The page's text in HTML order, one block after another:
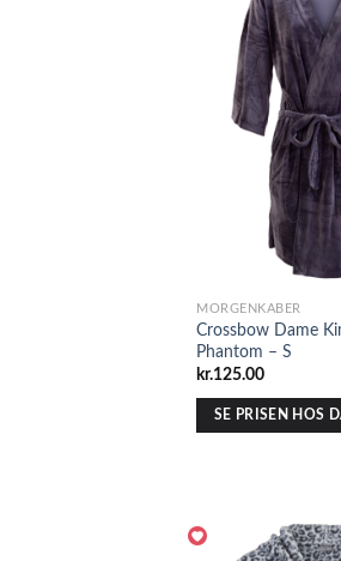
MORGENKÅBER
Crossbow Dame
Phantom – S
kr.125.00
SE PRISEN HOS